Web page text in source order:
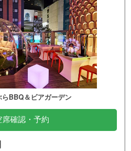
BBQ＆ビアガーデン
席確認・予約